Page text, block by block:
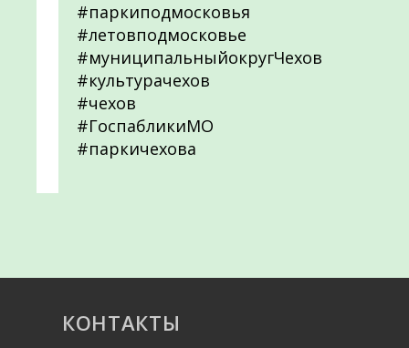
#паркиподмосковья
#летовподмосковье
#муниципальныйокругЧехов
#культурачехов
#чехов
#ГоспабликиМО
#паркичехова
КОНТАКТЫ